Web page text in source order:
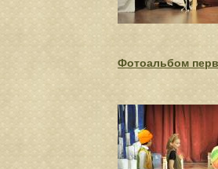
Фотоальбом